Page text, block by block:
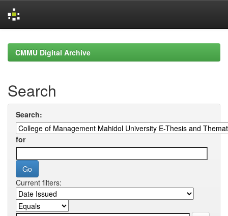
navigationCMMU Digital Archive
Search
Search:
for
Current filters: